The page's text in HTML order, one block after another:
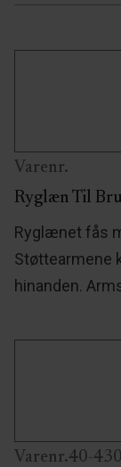
Varenr.
Ryglæn Til
Ryglænet fås
Støttearmene
hinanden.
Varenr.40-